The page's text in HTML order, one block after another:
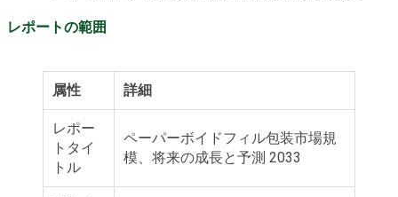
レポートの範囲
属性 詳細
レポー
トタイ
トル
ペーパーボイドフィル包装市場規
模、将来の成長と予測 2033